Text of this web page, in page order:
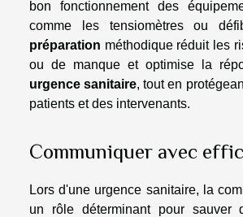
bon fonctionnement des
comme les tensiomètres ou
préparation méthodique réduit les
ou de manque et optimise la
urgence sanitaire, tout en
patients et des intervenants.
Communiquer avec
Lors d'une urgence sanitaire, la
un rôle déterminant pour sauver